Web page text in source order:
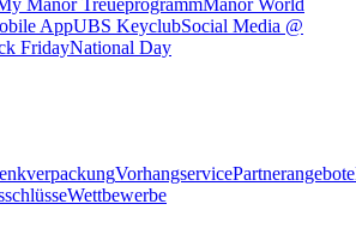
Manor TreueprogrammManor World
AppUBS KeyclubSocial Media @
FridayNational Day
VorhangservicePartnerangebote
Wettbewerbe